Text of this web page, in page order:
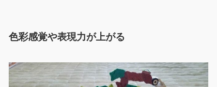
色彩感覚や表現力が上がる